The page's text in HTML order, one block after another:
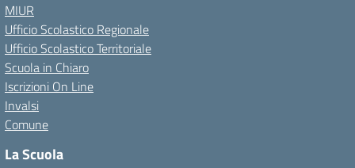
MIUR
Ufficio Scolastico Regionale
Ufficio Scolastico Territoriale
Scuola in Chiaro
Iscrizioni On Line
Invalsi
Comune
La Scuola